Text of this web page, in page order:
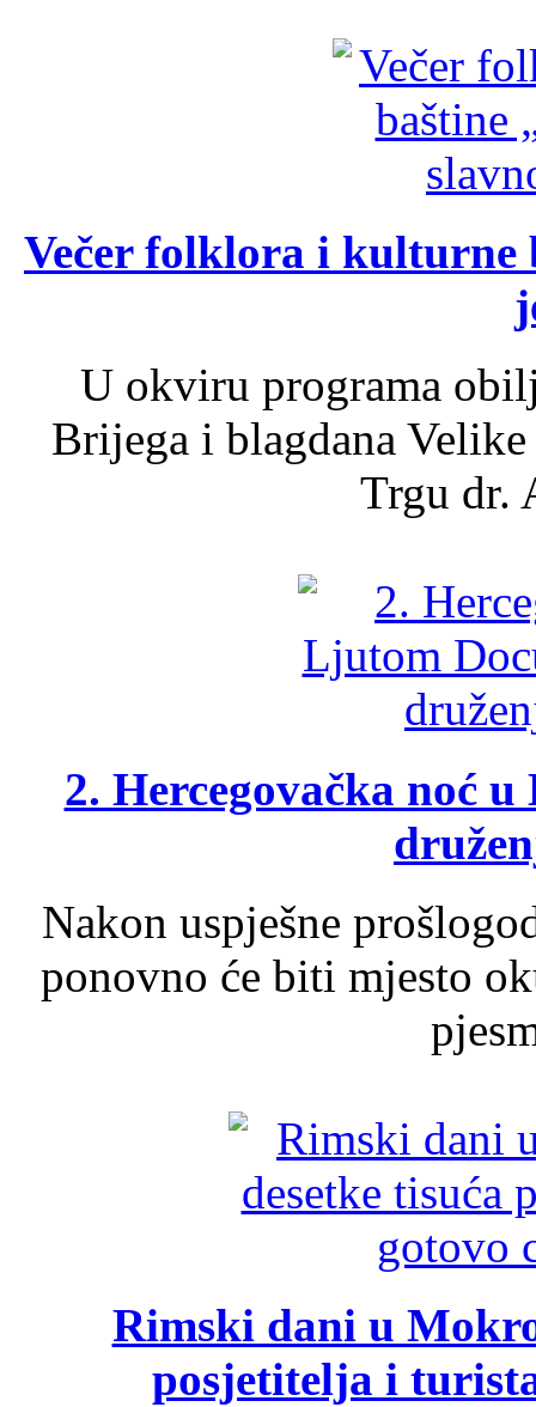
Večer folklora i kulturne
U okviru programa
Brijega i blagdana
Trgu dr.
2. Hercegovačka noć
Nakon uspješne
ponovno će biti mjesto
Rimski dani u
posjetitelja i